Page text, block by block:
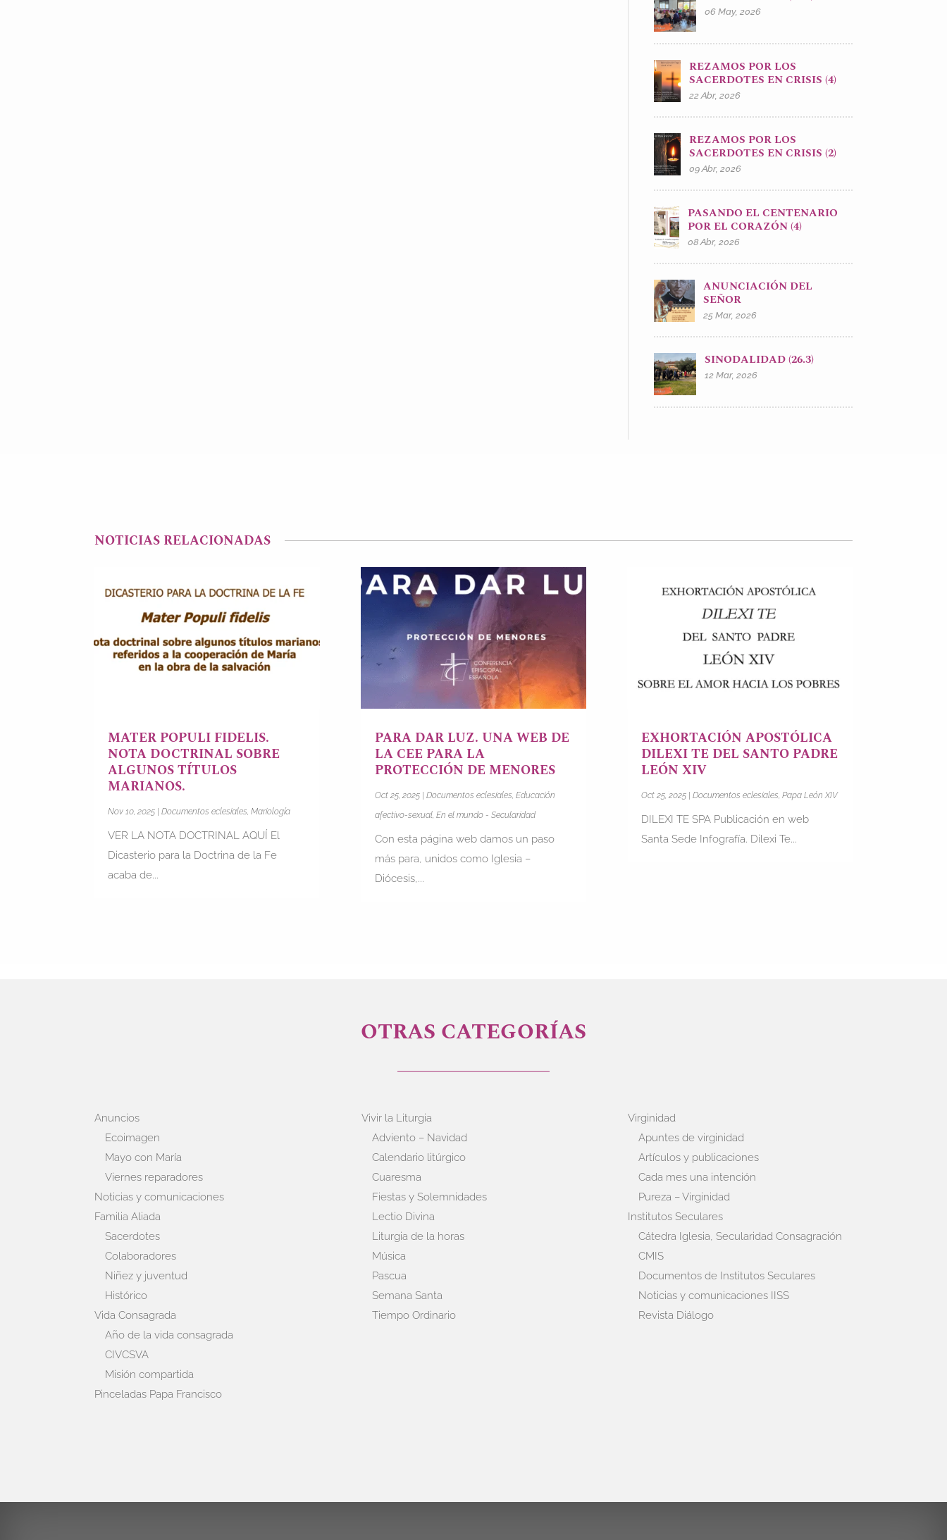
06 May, 2026
REZAMOS POR LOS
SACERDOTES EN CRISIS (4)
22 Abr, 2026
REZAMOS POR LOS
SACERDOTES EN CRISIS (2)
09 Abr, 2026
PASANDO EL CENTENARIO
POR EL CORAZÓN (4)
08 Abr, 2026
ANUNCIACIÓN DEL
SEÑOR
25 Mar, 2026
SINODALIDAD (26.3)
12 Mar, 2026
NOTICIAS RELACIONADAS
MATER POPULI FIDELIS.
NOTA DOCTRINAL SOBRE
ALGUNOS TÍTULOS
MARIANOS.
Nov 10, 2025 |Documentos eclesiales ,Mariología
VER LA NOTA DOCTRINAL AQUÍ El
Dicasterio para la Doctrina de la Fe
acaba de...
PARA DAR LUZ. UNA WEB DE
LA CEE PARA LA
PROTECCIÓN DE MENORES
Oct 25, 2025| Documentos eclesiales Educación
afectivo-sexual, En el mundo - Secularidad
Con esta página web damos un paso
más para, unidos como Iglesia –
Diócesis,...
EXHORTACIÓN APOSTÓLICA
DILEXI TE DEL SANTO PADRE
LEÓN XIV
Oct 25, 2025| Documentos eclesiales Papa León XIV
DILEXI TE SPA Publicación en web
Santa Sede Infografía. Dilexi Te...
OTRAS CATEGORÍAS
Anuncios
Ecoimagen
Mayo con María
Viernes reparadores
Noticias y comunicaciones
Familia Aliada
Sacerdotes
Colaboradores
Niñez y juventud
Histórico
Vida Consagrada
Año de la vida consagrada
CIVCSVA
Misión compartida
Pinceladas Papa Francisco
Vivir la Liturgia
Adviento – Navidad
Calendario litúrgico
Cuaresma
Fiestas y Solemnidades
Lectio Divina
Liturgia de la horas
Música
Pascua
Semana Santa
Tiempo Ordinario
Virginidad
Apuntes de virginidad
Artículos y publicaciones
Cada mes una intención
Pureza – Virginidad
Institutos Seculares
Cátedra Iglesia, Secularidad Consagración
CMIS
Documentos de Institutos Seculares
Noticias y comunicaciones IISS
Revista Diálogo